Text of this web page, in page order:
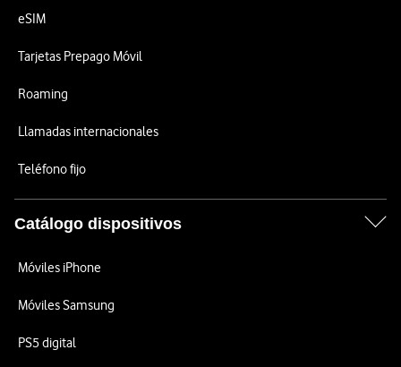
eSIM
Tarjetas Prepago Móvil
Roaming
Llamadas internacionales
Teléfono fijo
Catálogo dispositivos
Móviles iPhone
Móviles Samsung
PS5 digital